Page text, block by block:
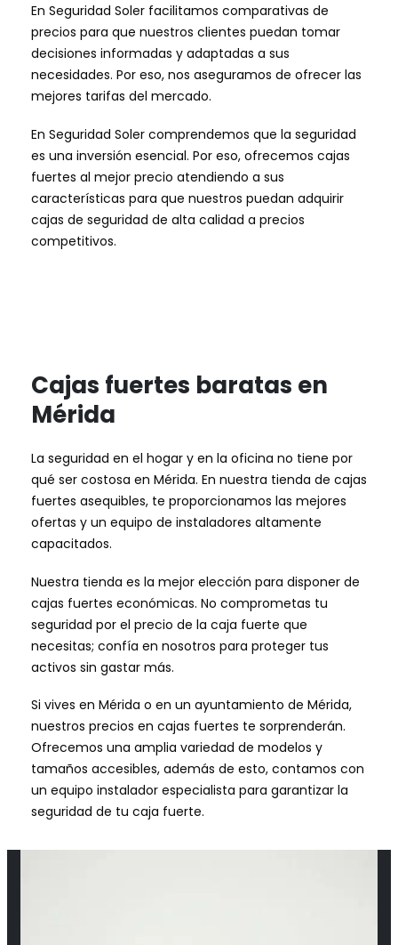
En Seguridad Soler facilitamos comparativas de
precios para que nuestros clientes puedan tomar
decisiones informadas y adaptadas a sus
necesidades. Por eso, nos aseguramos de ofrecer las
mejores tarifas del mercado.
En Seguridad Soler comprendemos que la seguridad
es una inversión esencial. Por eso, ofrecemos cajas
fuertes al mejor precio atendiendo a sus
características para que nuestros puedan adquirir
cajas de seguridad de alta calidad a precios
competitivos.
Cajas fuertes baratas en
Mérida
La seguridad en el hogar y en la oficina no tiene por
qué ser costosa en Mérida. En nuestra tienda de cajas
fuertes asequibles, te proporcionamos las mejores
ofertas y un equipo de instaladores altamente
capacitados.
Nuestra tienda es la mejor elección para disponer de
cajas fuertes económicas. No comprometas tu
seguridad por el precio de la caja fuerte que
necesitas; confía en nosotros para proteger tus
activos sin gastar más.
Si vives en Mérida o en un ayuntamiento de Mérida,
nuestros precios en cajas fuertes te sorprenderán.
Ofrecemos una amplia variedad de modelos y
tamaños accesibles, además de esto, contamos con
un equipo instalador especialista para garantizar la
seguridad de tu caja fuerte.